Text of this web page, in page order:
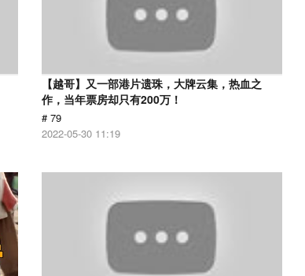
【越哥】又一部港片遗珠，大牌云集，热血之
作，当年票房却只有200万！
# 79
2022-05-30 11:19